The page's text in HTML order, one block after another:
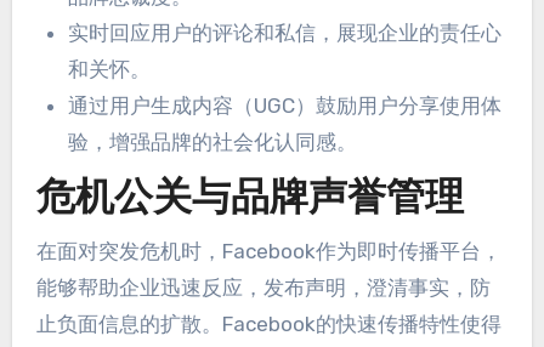
实时回应用户的评论和私信， 展现企业的责任心
和关怀。
通过用户生成内容（UGC）鼓励用户分享使用体
验 ， 增强品牌的社会化认同感。
危机公关与品牌声誉管理
在面对突发危机时， Facebook作为即时传播平台 ，
能够帮助企业迅速反应 ，发布声明，澄清事实， 防
止负面信息的扩散。 Facebook的快速传播特性使得